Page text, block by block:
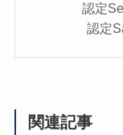
認定
認定
関連記事